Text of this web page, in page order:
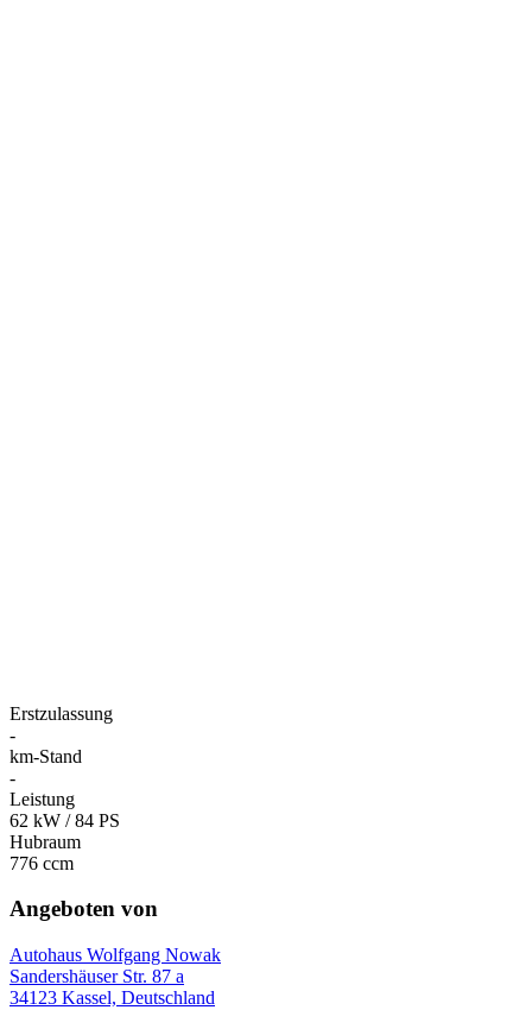
Erstzulassung
-
km-Stand
-
Leistung
62 kW / 84 PS
Hubraum
776 ccm
Angeboten von
Autohaus Wolfgang Nowak
Sandershäuser Str. 87 a
34123 Kassel, Deutschland